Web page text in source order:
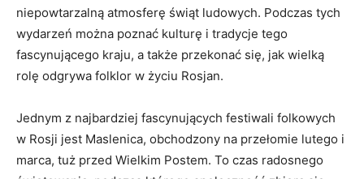
niepowtarzalną atmosferę świąt ludowych. Podczas tych
wydarzeń można​ poznać ⁤kulturę ⁣i⁤ tradycje tego
fascynującego kraju, a ⁤także przekonać się, ​jak ⁣wielką
rolę odgrywa folklor w życiu Rosjan.
Jednym z​ najbardziej fascynujących ⁣festiwali folkowych
w Rosji jest Maslenica,⁢ obchodzony ⁤na przełomie lutego⁢ i
marca, tuż ⁣przed⁤ Wielkim Postem. To ⁢czas ⁢radosnego